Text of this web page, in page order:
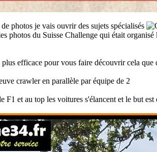
photos je vais ouvrir des sujets spécialisés
photos du Suisse Challenge qui était organisé
plus efficace pour vous faire découvrir cela que
crawler en parallèle par équipe de 2
F1 et au top les voitures s'élancent et le but